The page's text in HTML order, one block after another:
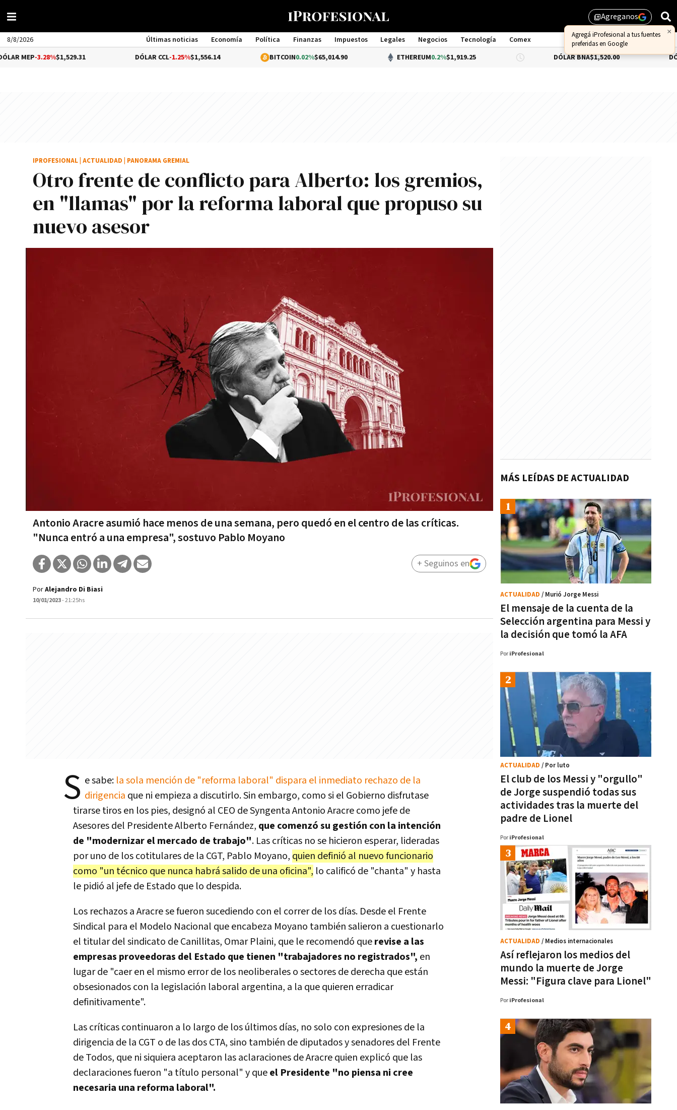
library_addAgreganos
×
Agregá iProfesional a tus fuentes
preferidas en Google
8/8/2026 Últimas noticias Economía Política Finanzas Impuestos Legales Negocios Tecnología
Comex
Management
$1,529.31 -1.25%$1,556.14 0.02%$65,014.90 ETHEREUM 0.2%$1,919.25 DÓLAR BNA $1,520.00 DÓLAR BLUE-
Otro frente de conflicto para Alberto: los gremios,
en "llamas" por la reforma laboral que propuso su
nuevo asesor
Antonio Aracre asumió hace menos de una semana, pero quedó en el centro de las críticas.
"Nunca entró a una empresa", sostuvo Pablo Moyano
IPROFESIONAL ACTUALIDAD PANORAMA GREMIAL
PorAlejandro Di Biasi
10/01/2023- 21:25hs
+ Seguinos en
S e sabe: la sola mención de "reforma laboral" dispara el inmediato rechazo de la
dirigencia que ni empieza a discutirlo. Sin embargo, como si el Gobierno disfrutase
tirarse tiros en los pies, designó al CEO de Syngenta Antonio Aracre como jefe de
Asesores del Presidente Alberto Fernández, que comenzó su gestión con la intención
de "modernizar el mercado de trabajo". Las críticas no se hicieron esperar, lideradas
por uno de los cotitulares de la CGT, Pablo Moyano, quien definió al nuevo funcionario
como "un técnico que nunca habrá salido de una oficina", lo calificó de "chanta" y hasta
le pidió al jefe de Estado que lo despida.
Los rechazos a Aracre se fueron sucediendo con el correr de los días. Desde el Frente
Sindical para el Modelo Nacional que encabeza Moyano también salieron a cuestionarlo
el titular del sindicato de Canillitas, Omar Plaini, que le recomendó querevise a las
empresas proveedoras del Estado que tienen "trabajadores no registrados", en
lugar de "caer en el mismo error de los neoliberales o sectores de derecha que están
obsesionados con la legislación laboral argentina, a la que quieren erradicar
definitivamente".
Las críticas continuaron a lo largo de los últimos días, no solo con expresiones de la
dirigencia de la CGT o de las dos CTA, sino también de diputados y senadores del Frente
de Todos, que ni siquiera aceptaron las aclaraciones de Aracre quien explicó que las
declaraciones fueron "a título personal" y queel Presidente "no piensa ni cree
necesaria una reforma laboral".
MÁS LEÍDAS DE ACTUALIDAD
El mensaje de la cuenta de la
Selección argentina para Messi y
la decisión que tomó la AFA
ACTUALIDAD / Murió Jorge Messi
Por iProfesional
El club de los Messi y "orgullo"
de Jorge suspendió todas sus
actividades tras la muerte del
padre de Lionel
ACTUALIDAD / Por luto
Por iProfesional
Así reflejaron los medios del
mundo la muerte de Jorge
Messi: "Figura clave para Lionel"
ACTUALIDAD / Medios internacionales
Por iProfesional